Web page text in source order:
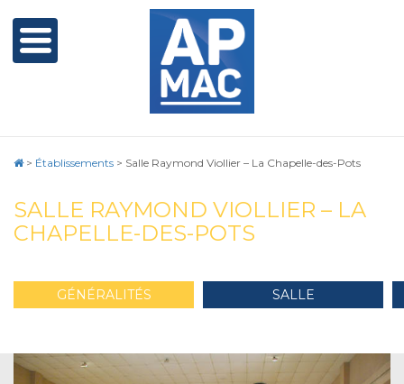
> Établissements > Salle Raymond Viollier – La Chapelle-des-Pots
SALLE RAYMOND VIOLLIER – LA
CHAPELLE-DES-POTS
GÉNÉRALITÉS SALLE